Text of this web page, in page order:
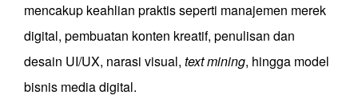
mencakup keahlian praktis seperti manajemen merek
digital, pembuatan konten kreatif, penulisan dan
desain UI/UX, narasi visual, text mining, hingga model
bisnis media digital.